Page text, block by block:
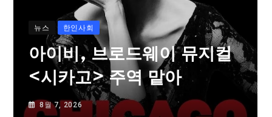
뉴스 한인사회
아이비, 브로드웨이 뮤지컬
<시카고> 주역 맡아
8월 7, 2026